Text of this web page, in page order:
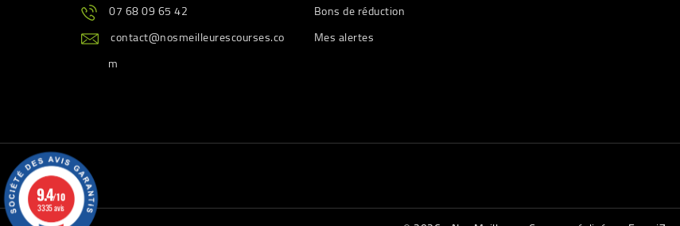
07 68 09 65 42
contact@nosmeilleurescourses.co
m
Bons de réduction
Mes alertes
9.4/10
3335 avis